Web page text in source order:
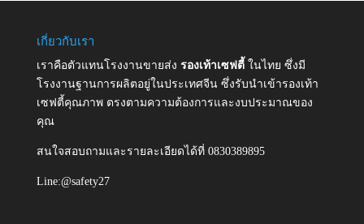
เกี่ยวกับเรา
เราคือตัวแทนโรงงานขายส่ง รองเท้าเซฟตี้ ในไทย ซึ่งมี
โรงงานฐานการผลิตอยู่ในประเทศจีน ซึ่งรับนำเข้ารองเท้า
เซฟตี้คุณภาพ ตรงตามความต้องการและงบประมาณของ
คุณ
สนใจสอบถามและรายละเอียดได้ที่ 0830389895
Line:@safety27